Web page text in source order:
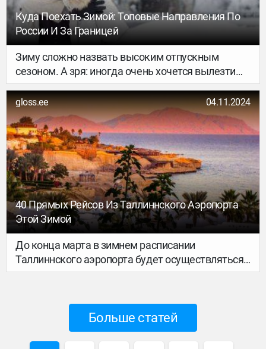
Куда Поехать Зимой: Топовые Направления По
России И За Границей
Зиму сложно назвать высоким отпускным
сезоном. А зря: иногда очень хочется вылезти
из-под одеяла и сменить обстановку. Собрали 10
идей для путешественников всех мастей — в
статье есть внутренние и зарубежные
направления, а ещё сценарии для активного,
ленивого или оздоровительного отдыха.
gloss.ee 04.11.2024
40 Прямых Рейсов Из Таллиннского Аэропорта
Этой Зимой
До конца марта в зимнем расписании
Таллиннского аэропорта будет осуществляться
40 прямых рейсов. По сравнению с прошлой
маршруту Лондон, Амстердам и Барселона.
Больше статей